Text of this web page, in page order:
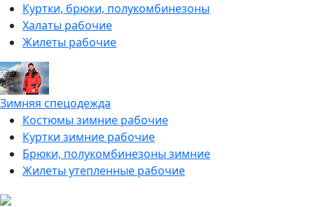
Куртки, брюки, полукомбинезоны
Халаты рабочие
Жилеты рабочие
Зимняя спецодежда
Костюмы зимние рабочие
Куртки зимние рабочие
Брюки, полукомбинезоны зимние
Жилеты утепленные рабочие